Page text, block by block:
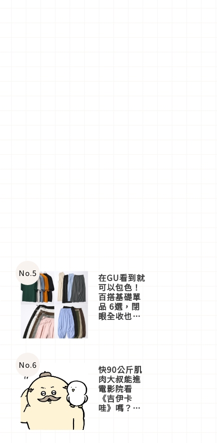
No.5 在GU看到就
可以包色！
百搭基礎單
品 6選，閉
眼全收也不
No.6 快90公斤肌
肉大叔能進
電影院看
《吉伊卡
哇》嗎？日